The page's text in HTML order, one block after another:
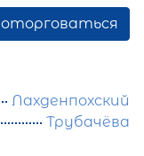
Лахденпохский
Трубачёва